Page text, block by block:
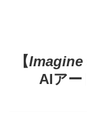
【Imagine
AIアー